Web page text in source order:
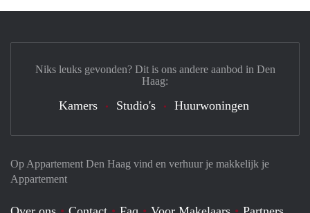
Op Appartement Den Haag vind en verhuur je makkelijk je
Appartement
Niks leuks gevonden? Dit is ons andere aanbod in Den
Haag:
Kamers Studio's Huurwoningen